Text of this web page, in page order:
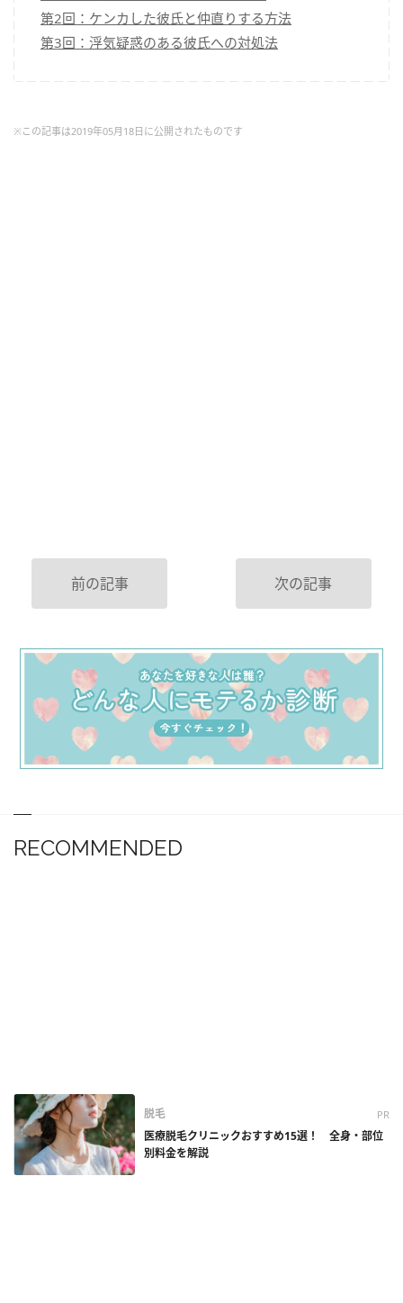
第2回：ケンカした彼氏と仲直りする方法
第3回：浮気疑惑のある彼氏への対処法
※この記事は2019年05月18日に公開されたものです
前の記事 次の記事
RECOMMENDED
脱毛 PR
医療脱毛クリニックおすすめ15選！ 全身・部位
別料金を解説